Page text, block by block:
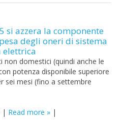
si azzera la componente
degli oneri di sistema
elettrica
non domestici (quindi anche le
potenza disponibile superiore
sei mesi (fino a settembre
| Read more |